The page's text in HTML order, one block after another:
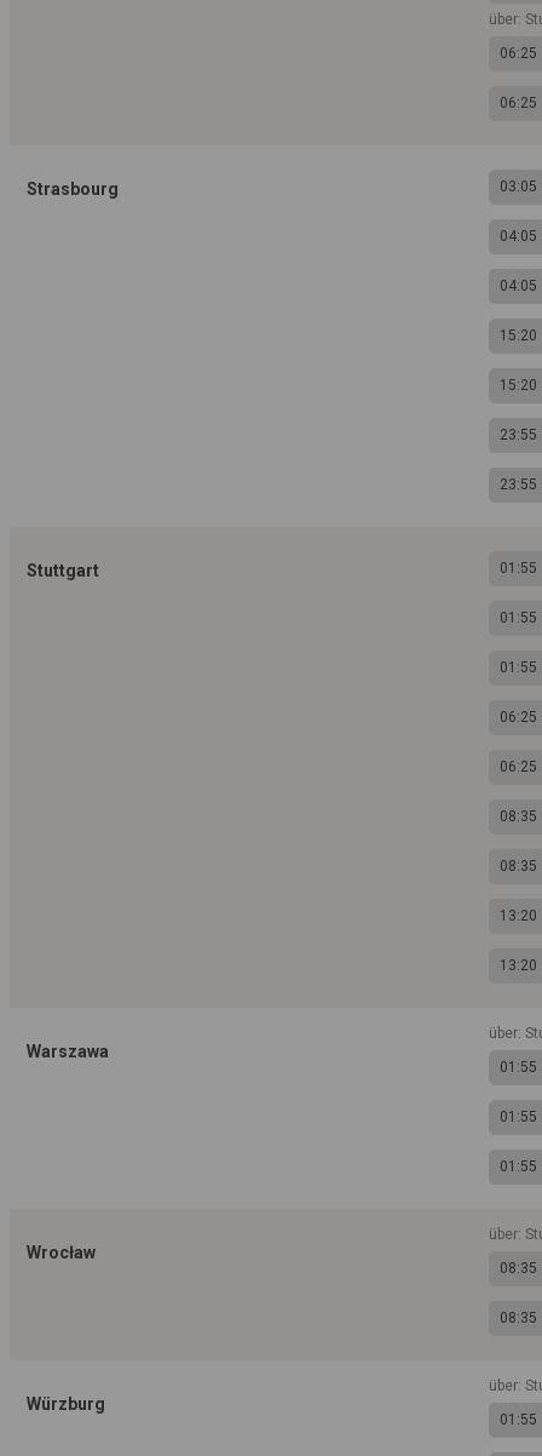
über:
06:25
06:25
Strasbourg 03:05
04:05
04:05
15:20
15:20
23:55
23:55
Stuttgart 01:55
01:55
01:55
06:25
06:25
08:35
08:35
13:20
13:20
Warszawa
über:
01:55
01:55
01:55
Wrocław
über:
08:35
08:35
Würzburg
über:
01:55